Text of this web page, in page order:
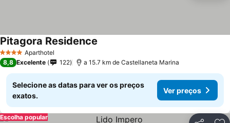
4 EstrelasAparthotel
Pitagora Residence
8,8 Excelente 122 a 15.7 km de Castellaneta Marina
Selecione as datas para ver os preços
exatos.
Ver preços
Escolha popular